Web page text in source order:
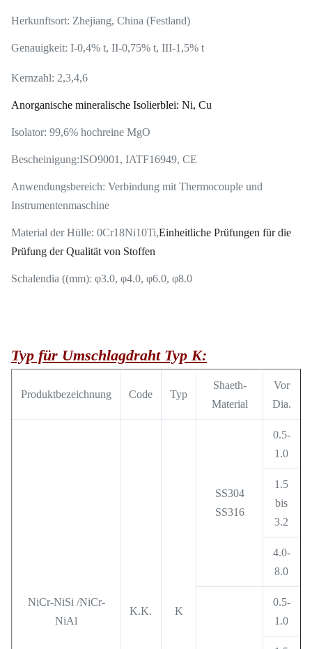
Herkunftsort: Zhejiang, China (Festland)
Genauigkeit: I-0,4% t, II-0,75% t, III-1,5% t
Kernzahl: 2,3,4,6
Anorganische mineralische Isolierblei: Ni, Cu
Isolator: 99,6% hochreine MgO
Bescheinigung:ISO9001, IATF16949, CE
Anwendungsbereich: Verbindung mit Thermocouple und
Instrumentenmaschine
Material der Hülle: 0Cr18Ni10Ti,Einheitliche Prüfungen für die
Prüfung der Qualität von Stoffen
Schalendia ((mm): φ3.0, φ4.0, φ6.0, φ8.0
Typ für Umschlagdraht Typ K:
Produktbezeichnung Code Typ
Shaeth-
Material
Vor
Dia.
NiCr-NiSi /NiCr-
NiAl
K.K. K
SS304
SS316
0.5-
1.0
1.5
bis
3.2
4.0-
8.0
0.5-
1.0